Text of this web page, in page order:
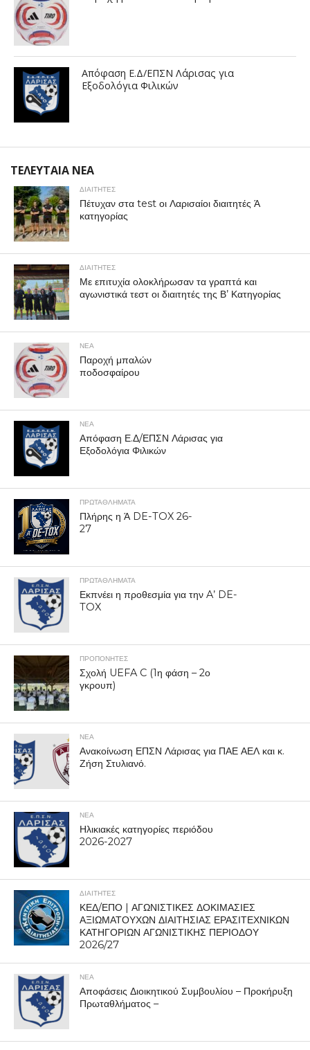
Απόφαση Ε.Δ/ΕΠΣΝ Λάρισας για
Εξοδολόγια Φιλικών
ΤΕΛΕΥΤΑΙΑ ΝΕΑ
ΔΙΑΙΤΗΤΕΣ
Πέτυχαν στα test οι Λαρισαίοι διαιτητές Ά
κατηγορίας
ΔΙΑΙΤΗΤΕΣ
Με επιτυχία ολοκλήρωσαν τα γραπτά και
αγωνιστικά τεστ οι διαιτητές της Β’ Κατηγορίας
ΝΕΑ
Παροχή μπαλών
ποδοσφαίρου
ΝΕΑ
Απόφαση Ε.Δ/ΕΠΣΝ Λάρισας για
Εξοδολόγια Φιλικών
ΠΡΩΤΑΘΛΉΜΑΤΑ
Πλήρης η Ά DE-TOX 26-
27
ΠΡΩΤΑΘΛΉΜΑΤΑ
Εκπνέει η προθεσμία για την A’ DE-
TOX
ΠΡΟΠΟΝΗΤΈΣ
Σχολή UEFA C (1η φάση – 2ο
γκρουπ)
ΝΕΑ
Ανακοίνωση ΕΠΣΝ Λάρισας για ΠΑΕ ΑΕΛ και κ.
Ζήση Στυλιανό.
ΝΕΑ
Ηλικιακές κατηγορίες περιόδου
2026-2027
ΔΙΑΙΤΗΤΕΣ
ΚΕΔ/ΕΠΟ | ΑΓΩΝΙΣΤΙΚΕΣ ΔΟΚΙΜΑΣΙΕΣ
ΑΞΙΩΜΑΤΟΥΧΩΝ ΔΙΑΙΤΗΣΙΑΣ ΕΡΑΣΙΤΕΧΝΙΚΩΝ
ΚΑΤΗΓΟΡΙΩΝ ΑΓΩΝΙΣΤΙΚΗΣ ΠΕΡΙΟΔΟΥ
2026/27
ΝΕΑ
Αποφάσεις Διοικητικού Συμβουλίου – Προκήρυξη
Πρωταθλήματος –